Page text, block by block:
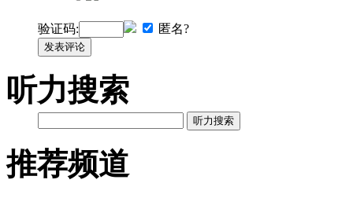
验证码: 匿名?
发表评论
听力搜索
听力搜索
推荐频道